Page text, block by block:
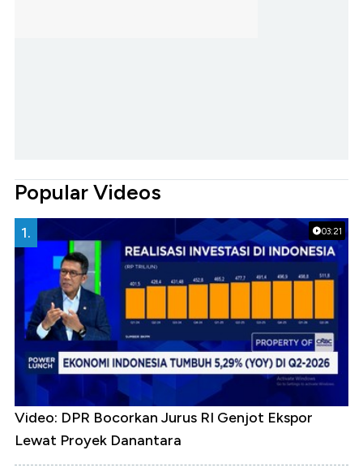
Popular Videos
03:21
1.
Video: DPR Bocorkan Jurus RI Genjot Ekspor
Lewat Proyek Danantara